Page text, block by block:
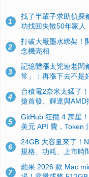
1
找了半輩子求助偵探
功找回失散50年家人
2
打破大廠墨水綁架！
念機亮相
3
記憶體漲太兇連老闆
常」：再漲下去不是
4
台積電2奈米太猛了
搶首發、輝達與AMD
5
GitHub 狂攬 4 萬星
美元 API 費，Token
6
24GB 大容量來了！
規格、功耗、上市時
7
蘋果 2026 款 Mac